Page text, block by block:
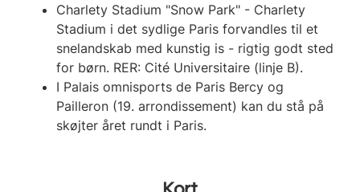
Charlety Stadium "Snow Park" - Charlety
Stadium i det sydlige Paris forvandles til et
snelandskab med kunstig is - rigtig godt sted
for børn. RER: Cité Universitaire (linje B).
I Palais omnisports de Paris Bercy og
Pailleron (19. arrondissement) kan du stå på
skøjter året rundt i Paris.